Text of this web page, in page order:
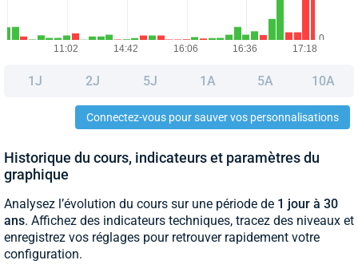
1J 2J 5J 1A 5A 10A
Connectez-vous pour sauver vos personnalisations
Historique du cours, indicateurs et paramètres du
graphique
Analysez l’évolution du cours sur une période de 1 jour à 30
ans. Affichez des indicateurs techniques, tracez des niveaux et
enregistrez vos réglages pour retrouver rapidement votre
configuration.